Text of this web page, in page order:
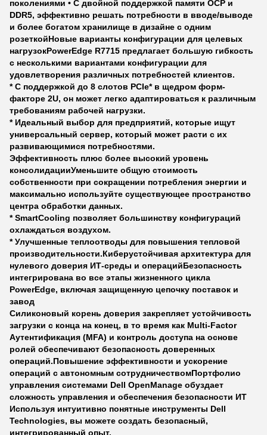
поколениями • С двойной поддержкой памяти OCP и
DDR5, эффективно решать потребности в вводе/выводе
и более богатом хранилище в дизайне с одним
розеткойНовые варианты конфигурации для целевых
нагрузокPowerEdge R7715 предлагает большую гибкость
с несколькими вариантами конфигурации для
удовлетворения различных потребностей клиентов.
* С поддержкой до 8 слотов PCIe* в щедром форм-
факторе 2U, он может легко адаптироваться к различным
требованиям рабочей нагрузки.
* Идеальный выбор для предприятий, которые ищут
универсальный сервер, который может расти с их
развивающимися потребностями.
Эффективность плюс более высокий уровень
консолидацииУменьшите общую стоимость
собственности при сокращении потребления энергии и
максимально используйте существующее пространство
центра обработки данных.
* SmartCooling позволяет большинству конфигураций
охлаждаться воздухом.
* Улучшенные теплоотводы для повышения тепловой
производительности.Киберустойчивая архитектура для
нулевого доверия ИТ-среды и операцийБезопасность
интегрирована во все этапы жизненного цикла
PowerEdge, включая защищенную цепочку поставок и
завод
Силиконовый корень доверия закрепляет устойчивость
загрузки с конца на конец, в то время как Multi-Factor
Аутентификация (MFA) и контроль доступа на основе
ролей обеспечивают безопасность доверенных
операций.Повышение эффективности и ускорение
операций с автономным сотрудничествомПортфолио
управления системами Dell OpenManage обуздает
сложность управления и обеспечения безопасности ИТ
Используя интуитивно понятные инструменты Dell
Technologies, вы можете создать безопасный,
интегрированный опыт,